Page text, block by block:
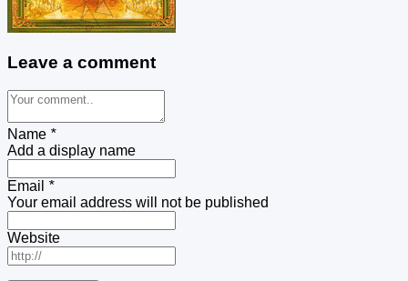
Leave a comment
Name *
Add a display name
Email *
Your email address will not be published
Website